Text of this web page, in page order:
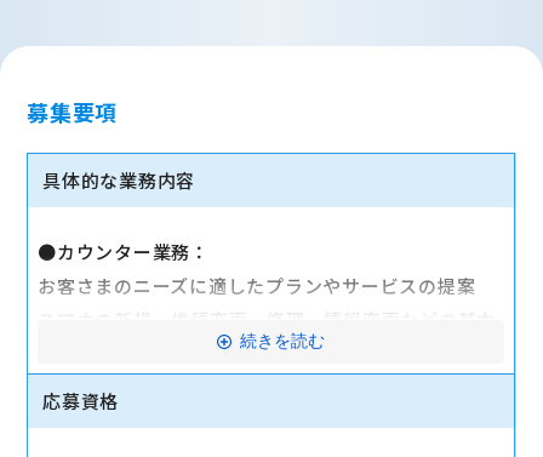
募集要項
具体的な業務内容
●カウンター業務：
お客さまのニーズに適したプランやサービスの提案
スマホの新規、機種変更、修理、情報変更などの基本
「最新機種が欲しい」「ギガはたくさん使いたい」
続きを読む
応募資格